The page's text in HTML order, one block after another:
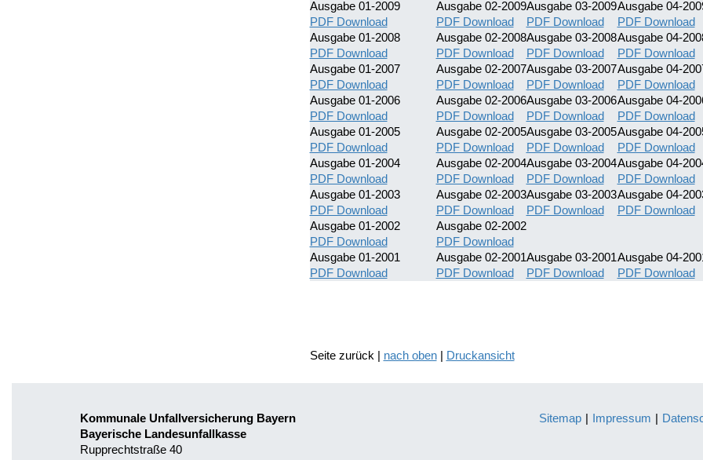
Ausgabe 01-2009
PDF Download
Ausgabe 02-2009
PDF Download
Ausgabe 03-2009
PDF Download
Ausgabe 04-
PDF Download
Ausgabe 01-2008
PDF Download
Ausgabe 02-2008
PDF Download
Ausgabe 03-2008
PDF Download
Ausgabe 04-
PDF Download
Ausgabe 01-2007
PDF Download
Ausgabe 02-2007
PDF Download
Ausgabe 03-2007
PDF Download
Ausgabe 04-
PDF Download
Ausgabe 01-2006
PDF Download
Ausgabe 02-2006
PDF Download
Ausgabe 03-2006
PDF Download
Ausgabe 04-
PDF Download
Ausgabe 01-2005
PDF Download
Ausgabe 02-2005
PDF Download
Ausgabe 03-2005
PDF Download
Ausgabe 04-
PDF Download
Ausgabe 01-2004
PDF Download
Ausgabe 02-2004
PDF Download
Ausgabe 03-2004
PDF Download
Ausgabe 04-
PDF Download
Ausgabe 01-2003
PDF Download
Ausgabe 02-2003
PDF Download
Ausgabe 03-2003
PDF Download
Ausgabe 04-
PDF Download
Ausgabe 01-2002
PDF Download
Ausgabe 02-2002
PDF Download
Ausgabe 01-2001
PDF Download
Ausgabe 02-2001
PDF Download
Ausgabe 03-2001
PDF Download
Ausgabe 04-
PDF Download
Seite zurück | nach oben| Druckansicht
Kommunale Unfallversicherung Bayern
Bayerische Landesunfallkasse
Rupprechtstraße 40
Sitemap | Impressum |